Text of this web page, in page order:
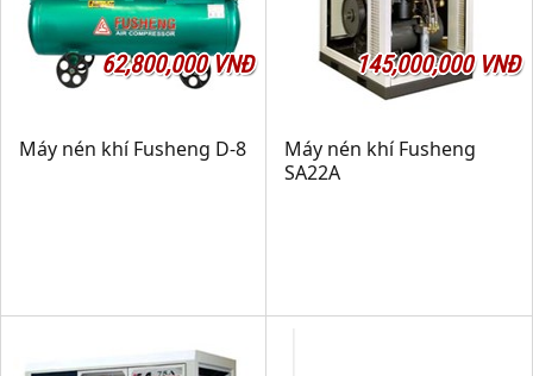
62,800,000 VNĐ
Máy nén khí Fusheng D-8
145,000,000 VNĐ
Máy nén khí Fusheng
SA22A